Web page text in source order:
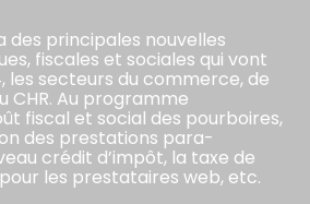
des principales nouvelles
fiscales et sociales qui vont
les secteurs du commerce, de
CHR. Au programme
fiscal et social des pourboires,
des prestations para-
crédit d’impôt, la taxe de
les prestataires web, etc.